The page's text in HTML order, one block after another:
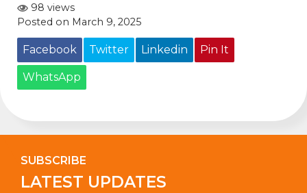
98 views
Posted on March 9, 2025
Facebook Twitter Linkedin Pin It
WhatsApp
SUBSCRIBE
LATEST UPDATES